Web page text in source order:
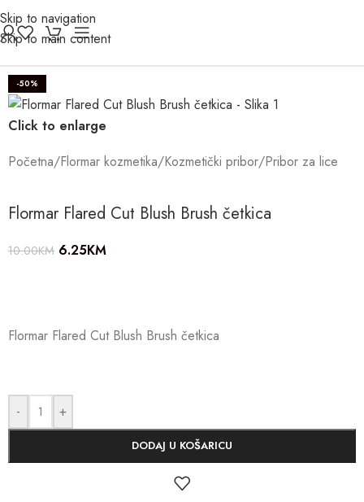
Skip to navigation
Skip to main content
-50%
Click to enlarge
Početna/Flormar kozmetika/Kozmetički pribor/Pribor za lice
Flormar Flared Cut Blush Brush četkica
10.00KM 6.25KM
Flormar Flared Cut Blush Brush četkica
- +
DODAJ U KOŠARICU